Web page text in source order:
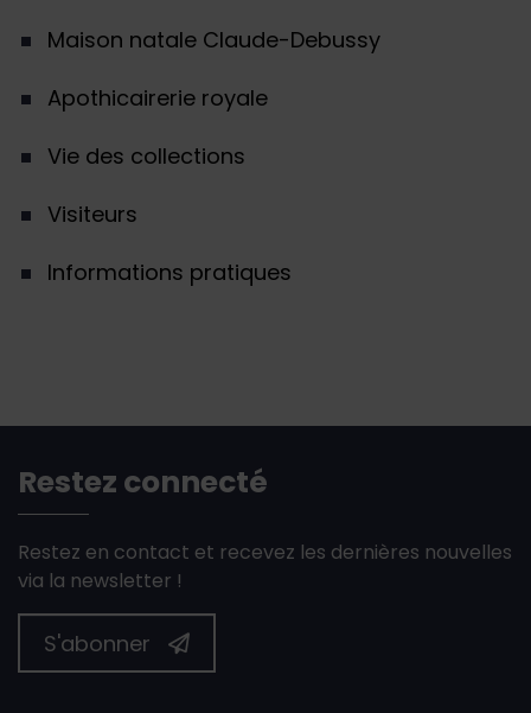
Maison natale Claude-Debussy
Apothicairerie royale
Vie des collections
Visiteurs
Informations pratiques
Restez connecté
Restez en contact et recevez les dernières nouvelles
via la newsletter !
S'abonner